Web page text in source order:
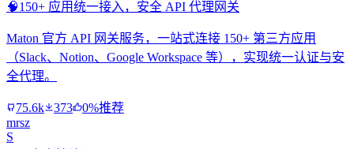
🧠150+ 应用统一接入，安全 API 代理网关
Maton 官方 API 网关服务，一站式连接 150+ 第三方应用
（Slack、Notion、Google Workspace 等），实现统一认证与安
全代理。
75.6k 373
0%推荐
mrsz
S